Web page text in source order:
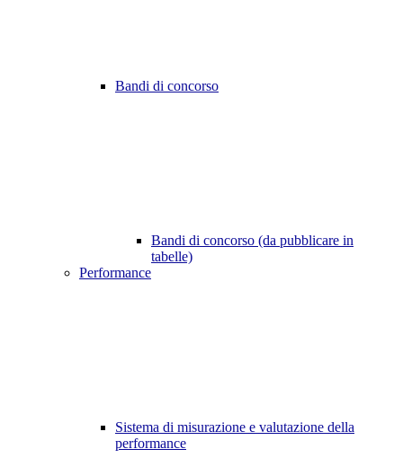
Bandi di concorso
Bandi di concorso (da pubblicare in
tabelle)
Performance
Sistema di misurazione e valutazione della
performance